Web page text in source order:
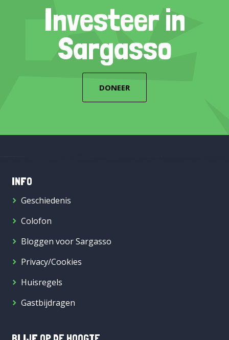
Investeer in
Sargasso
DONEER
INFO
Geschiedenis
Colofon
Bloggen voor Sargasso
Privacy/Cookies
Huisregels
Gastbijdragen